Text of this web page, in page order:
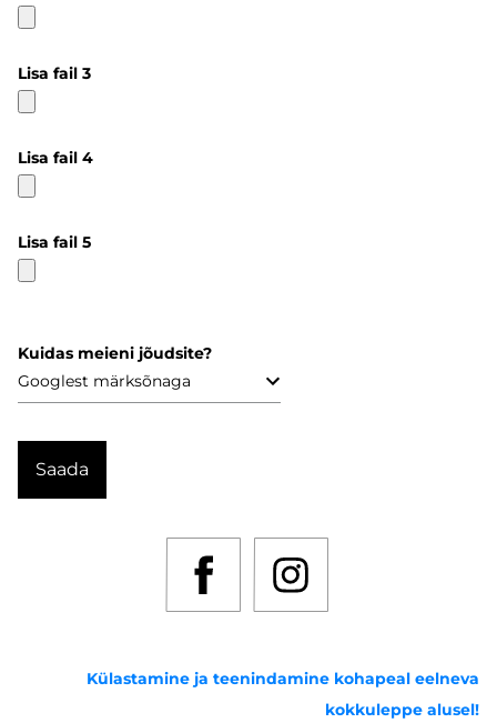
Lisa fail 3
Lisa fail 4
Lisa fail 5
Kuidas meieni jõudsite?
Külastamine ja teenindamine kohapeal eelneva
kokkuleppe alusel!